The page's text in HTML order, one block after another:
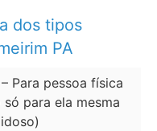
dos tipos
PA
– Para pessoa física
para ela mesma